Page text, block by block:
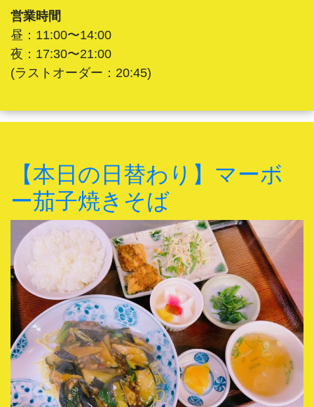
営業時間
昼：11:00〜14:00
夜：17:30〜21:00
(ラストオーダー：20:45)
【本日の日替わり】マーボ
ー茄子焼きそば